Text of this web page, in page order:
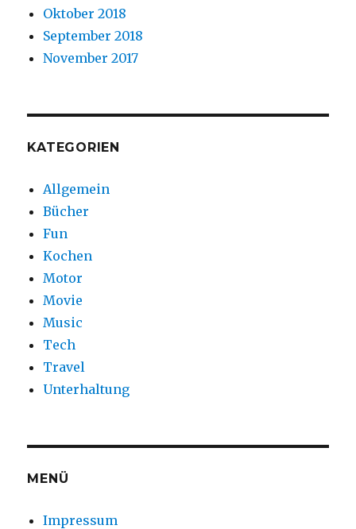
Oktober 2018
September 2018
November 2017
KATEGORIEN
Allgemein
Bücher
Fun
Kochen
Motor
Movie
Music
Tech
Travel
Unterhaltung
MENÜ
Impressum